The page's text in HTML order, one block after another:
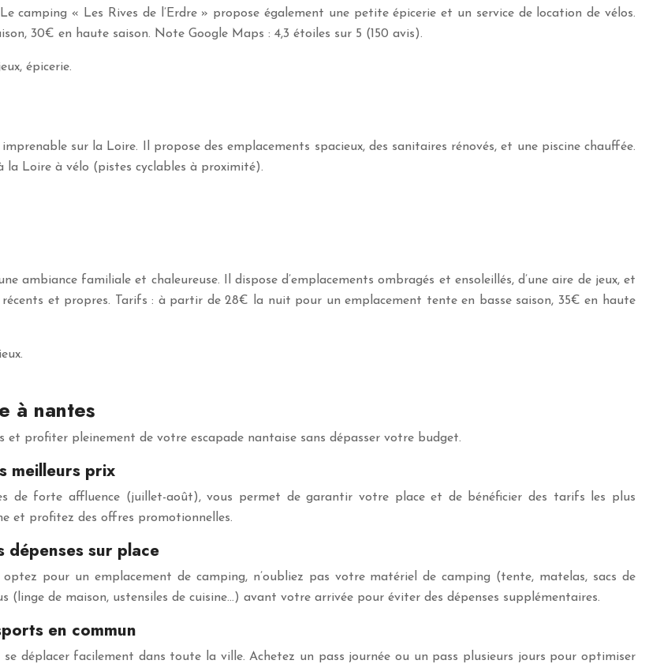
camping « Les Rives de l’Erdre » propose également une petite épicerie et un service de location de vélos.
30€ en haute saison. Note Google Maps : 4,3 étoiles sur 5 (150 avis).
épicerie.
sur la Loire. Il propose des emplacements spacieux, des sanitaires rénovés, et une piscine chauffée.
Loire à vélo (pistes cyclables à proximité).
ambiance familiale et chaleureuse. Il dispose d’emplacements ombragés et ensoleillés, d’une aire de jeux, et
et propres. Tarifs : à partir de 28€ la nuit pour un emplacement tente en basse saison, 35€ en haute
à nantes
profiter pleinement de votre escapade nantaise sans dépasser votre budget.
meilleurs prix
de forte affluence (juillet-août), vous permet de garantir votre place et de bénéficier des tarifs les plus
et profitez des offres promotionnelles.
sur place
pour un emplacement de camping, n’oubliez pas votre matériel de camping (tente, matelas, sacs de
(linge de maison, ustensiles de cuisine…) avant votre arrivée pour éviter des dépenses supplémentaires.
en commun
déplacer facilement dans toute la ville. Achetez un pass journée ou un pass plusieurs jours pour optimiser